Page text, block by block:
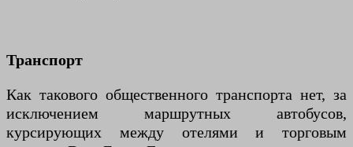
Транспорт
Как такового общественного транспорта нет, за
исключением маршрутных автобусов,
курсирующих между отелями и торговым